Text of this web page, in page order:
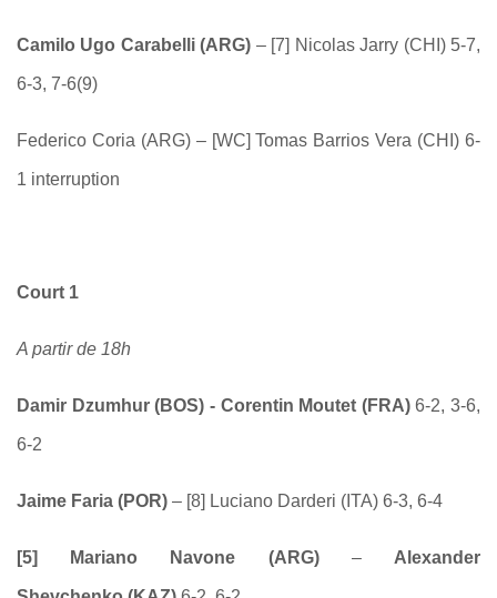
Camilo Ugo Carabelli (ARG) – [7] Nicolas Jarry (CHI) 5-7,
6-3, 7-6(9)
Federico Coria (ARG) – [WC] Tomas Barrios Vera (CHI) 6-
1 interruption
Court 1
A partir de 18h
Damir Dzumhur (BOS) - Corentin Moutet (FRA)6-2, 3-6,
6-2
Jaime Faria (POR) – [8] Luciano Darderi (ITA) 6-3, 6-4
[5] Mariano Navone (ARG) – Alexander